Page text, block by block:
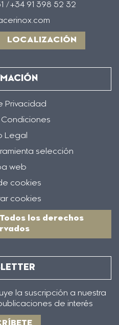
/+34 91 398 52 32
LOCALIZACIÓN
Privacidad
Condiciones
Legal
selección
web
cookies
cookies
los derechos
la suscripción a nuestra
de interés